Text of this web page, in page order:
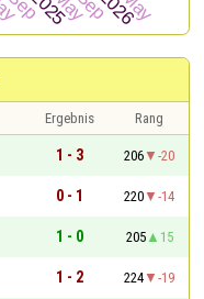
Ergebnis
Rang
1 - 3 206
-20
0 - 1 220
-14
1 - 0 205
15
1 - 2 224
-19